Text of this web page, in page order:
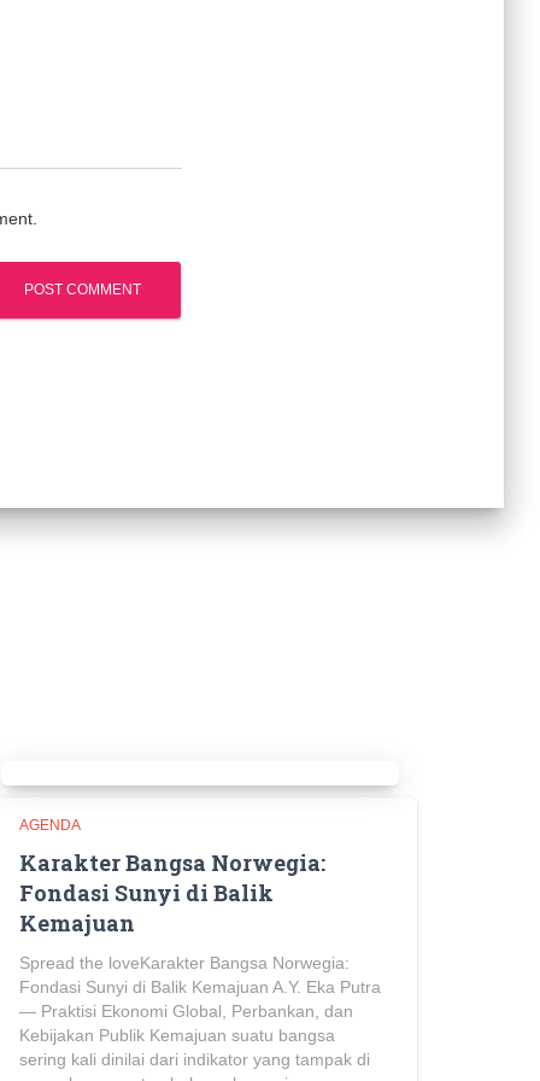
AGENDA
Karakter Bangsa Norwegia:
Fondasi Sunyi di Balik
Kemajuan
Spread the loveKarakter Bangsa Norwegia:
Fondasi Sunyi di Balik Kemajuan A.Y. Eka Putra
— Praktisi Ekonomi Global, Perbankan, dan
Kebijakan Publik Kemajuan suatu bangsa
sering kali dinilai dari indikator yang tampak di